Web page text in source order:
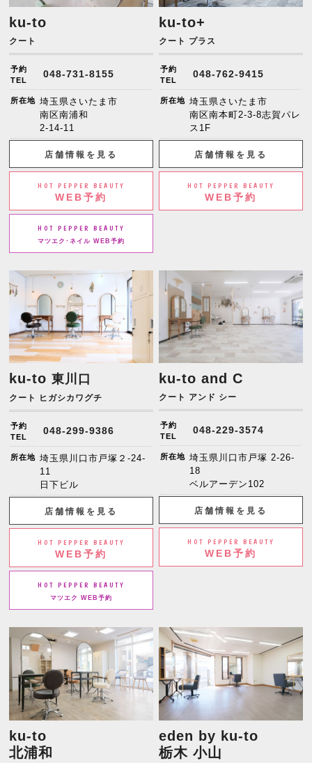
ku-to
クート
予約
TEL
048-731-8155
所在地 埼玉県さいたま市
南区南浦和
2-14-11
店舗情報を見る
HOT PEPPER BEAUTY
WEB予約
HOT PEPPER BEAUTY
マツエク･ネイル WEB予約
ku-to+
クート プラス
予約
TEL
048-762-9415
所在地 埼玉県さいたま市
南区南本町2-3-8志賀パレ
ス1F
店舗情報を見る
HOT PEPPER BEAUTY
WEB予約
ku-to東川口
クート ヒガシカワグチ
予約
TEL
048-299-9386
所在地 埼玉県川口市戸塚２-24-
11
日下ビル
店舗情報を見る
HOT PEPPER BEAUTY
WEB予約
HOT PEPPER BEAUTY
マツエク WEB予約
ku-to and C
クート アンド シー
予約
TEL
048-229-3574
所在地 埼玉県川口市戸塚 2-26-
18
ベルアーデン102
店舗情報を見る
HOT PEPPER BEAUTY
WEB予約
ku-to
北浦和
eden by ku-to
栃木 小山